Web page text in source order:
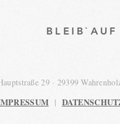
29 · 29399
|